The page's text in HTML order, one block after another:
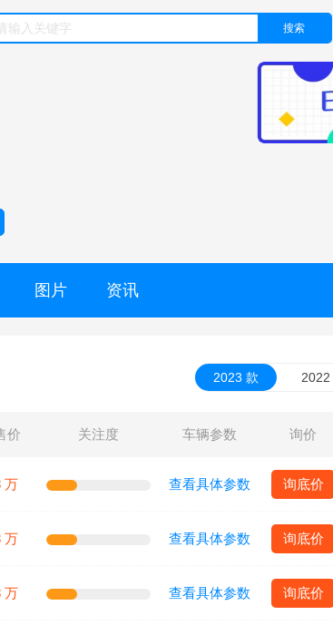
搜索
图片 资讯
2023 款 2022
价 关注度 车辆参数 询价
万 查看具体参数 询底价
万 查看具体参数 询底价
万 查看具体参数 询底价